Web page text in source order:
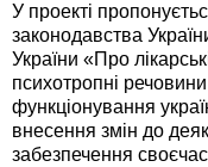
У проекті
законодавства
України «Про
психотропні
функціонування
внесення змін до
забезпечення